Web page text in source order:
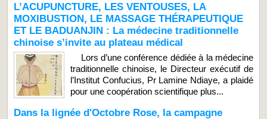
L’ACUPUNCTURE, LES VENTOUSES, LA
MOXIBUSTION, LE MASSAGE THÉRAPEUTIQUE
ET LE BADUANJIN : La médecine traditionnelle
chinoise s’invite au plateau médical
Lors d’une conférence dédiée à la médecine
traditionnelle chinoise, le Directeur exécutif de
l’Institut Confucius, Pr Lamine Ndiaye, a plaidé
pour une coopération scientifique plus...
Dans la lignée d'Octobre Rose, la campagne